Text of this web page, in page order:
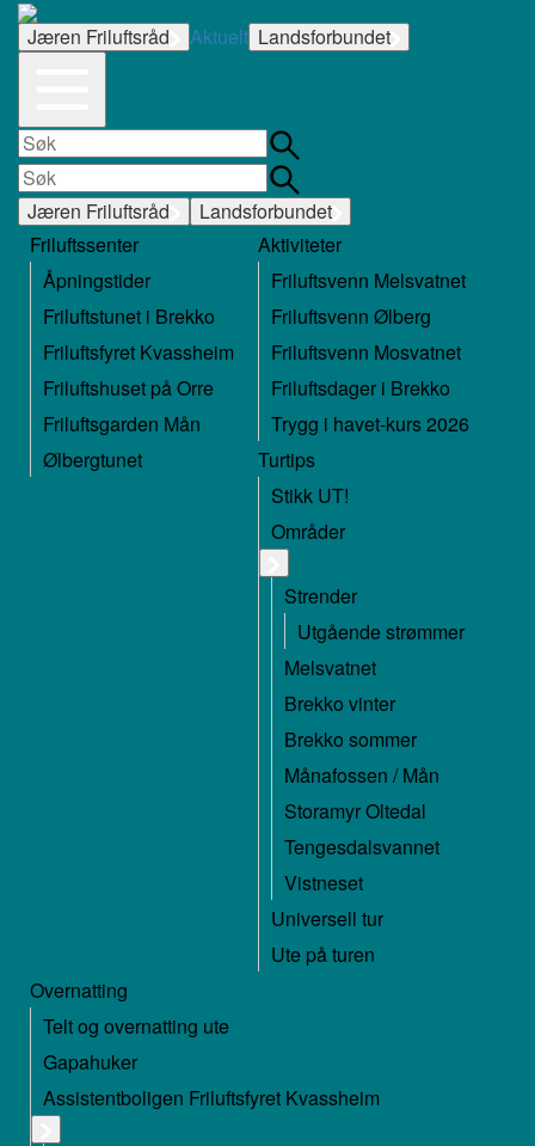
Jæren Friluftsråd Aktuelt Landsforbundet
Jæren Friluftsråd
Landsforbundet
Friluftssenter
Åpningstider
Friluftstunet i Brekko
Friluftsfyret Kvassheim
Friluftshuset på Orre
Friluftsgarden Mån
Ølbergtunet
Aktiviteter
Friluftsvenn Melsvatnet
Friluftsvenn Ølberg
Friluftsvenn Mosvatnet
Friluftsdager i Brekko
Trygg i havet-kurs 2026
Turtips
Stikk UT!
Områder
Strender
Utgående strømmer
Melsvatnet
Brekko vinter
Brekko sommer
Månafossen / Mån
Storamyr Oltedal
Tengesdalsvannet
Vistneset
Universell tur
Ute på turen
Overnatting
Telt og overnatting ute
Gapahuker
Assistentboligen Friluftsfyret Kvassheim